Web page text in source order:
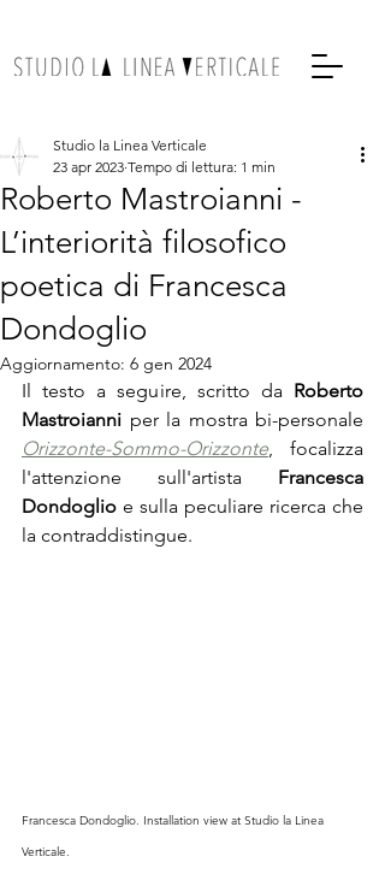
Roberto Mastroianni -
L’interiorità filosofico
poetica di Francesca
Dondoglio
Studio la Linea Verticale
23 apr 2023 Tempo di lettura: 1 min
Aggiornamento: 6 gen 2024
Il testo a seguire, scritto da Roberto
Mastroianni
Orizzonte-Sommo-Orizzonte, focalizza
l'attenzione sull'artista Francesca
Dondoglio e sulla peculiare ricerca che
la contraddistingue.
Francesca Dondoglio. Installation view at Studio la Linea
Verticale.